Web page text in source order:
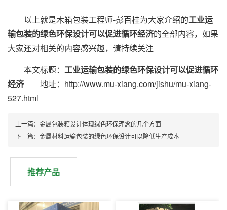
以上就是木箱包装工程师-彭百桂为大家介绍的工业运
输包装的绿色环保设计可以促进循环经济的全部内容，如果
大家还对相关的内容感兴趣，请持续关注
本文标题： 工业运输包装的绿色环保设计可以促进循环
经济地址：http://www.mu-xiang.com/jishu/mu-xiang-
527.html
上一篇：金属包装箱设计体现绿色环保理念的几个方面
下一篇：金属材料运输包装的绿色环保设计可以降低生产成本
推荐产品